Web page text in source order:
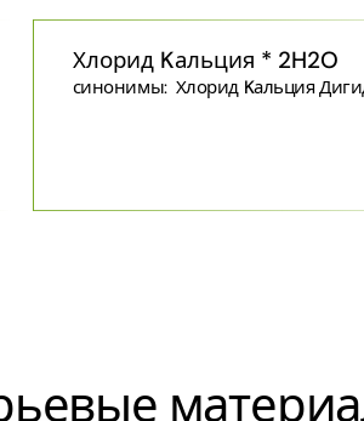
Хлорид Kальция * 2H2O
синонимы: Хлорид Kальция